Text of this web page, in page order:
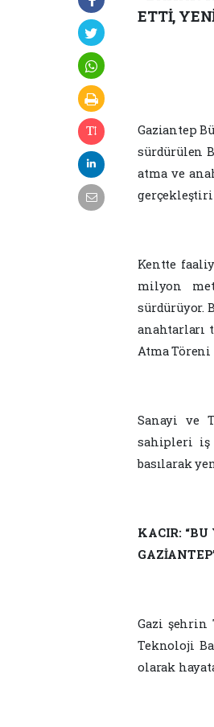
ETTİ,
Gaziantep
sürdürülen
atma ve
Kentte
milyon
sürdürüyor.
anahtarları
Atma
Sanayi ve
sahipleri iş
basılarak
KACIR:
Gazi şehrin
Teknoloji
olarak